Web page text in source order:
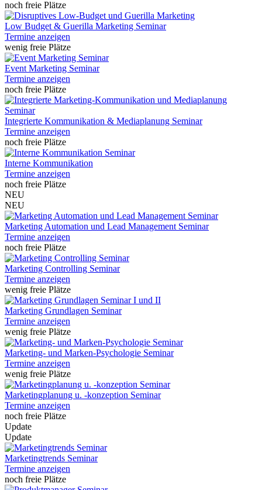
noch freie Plätze
Low Budget & Guerilla Marketing Seminar
Termine anzeigen
wenig freie Plätze
Event Marketing Seminar
Termine anzeigen
noch freie Plätze
Integrierte Kommunikation & Mediaplanung Seminar
Termine anzeigen
noch freie Plätze
Interne Kommunikation
Termine anzeigen
noch freie Plätze
NEU
NEU
Marketing Automation und Lead Management Seminar
Termine anzeigen
noch freie Plätze
Marketing Controlling Seminar
Termine anzeigen
wenig freie Plätze
Marketing Grundlagen Seminar
Termine anzeigen
wenig freie Plätze
Marketing- und Marken-Psychologie Seminar
Termine anzeigen
wenig freie Plätze
Marketingplanung u. -konzeption Seminar
Termine anzeigen
noch freie Plätze
Update
Update
Marketingtrends Seminar
Termine anzeigen
noch freie Plätze